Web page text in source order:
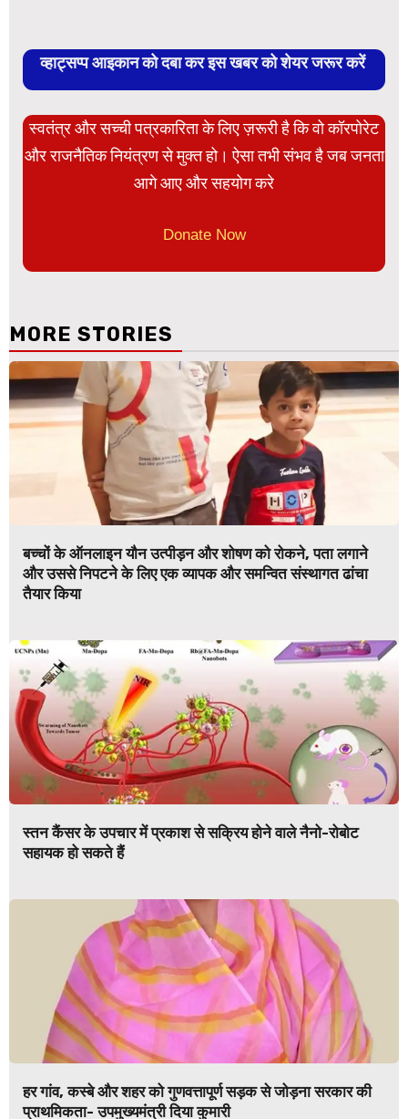
व्हाट्सप्प आइकान को दबा कर इस खबर को शेयर जरूर करें
स्वतंत्र और सच्ची पत्रकारिता के लिए ज़रूरी है कि वो कॉरपोरेट
और राजनैतिक नियंत्रण से मुक्त हो। ऐसा तभी संभव है जब जनता
आगे आए और सहयोग करे
Donate Now
MORE STORIES
बच्चों के ऑनलाइन यौन उत्पीड़न और शोषण को रोकने, पता लगाने
और उससे निपटने के लिए एक व्यापक और समन्वित संस्थागत ढांचा
तैयार किया
स्तन कैंसर के उपचार में प्रकाश से सक्रिय होने वाले नैनो-रोबोट
सहायक हो सकते हैं
हर गांव, कस्बे और शहर को गुणवत्तापूर्ण सड़क से जोड़ना सरकार की
प्राथमिकता- उपमुख्यमंत्री दिया कुमारी